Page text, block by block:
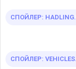
СПОЙЛЕР:
СПОЙЛЕР: